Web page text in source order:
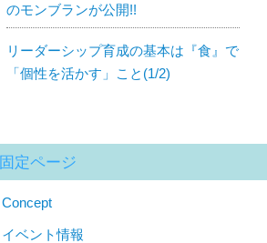
のモンブランが公開!!
リーダーシップ育成の基本は『食』で
「個性を活かす」こと(1/2)
固定ページ
Concept
イベント情報